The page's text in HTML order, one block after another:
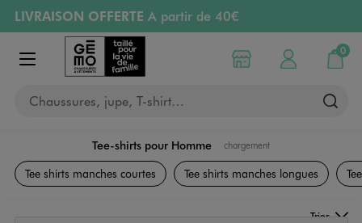
Aller au contenu principal
Aller à la navigation
LIVRAISON OFFERTE A partir de 40€
RETRAIT ET LIVRAISON OFFERTE
en magasin
PAYEZ EN 3x SANS FRAIS
Retours OFFERTS
pendant 30 jours
Afficher le menu
Chaussures, jupe, T-shirt…
Choisir mon magasin
Mon compte
0
Mon
Tee-shirts pour Homme chargement
Vêtements
Tee shirts manches courtes Tee shirts manches longues
Trier